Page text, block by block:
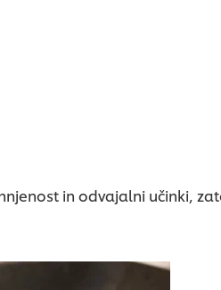
in odvajalni učinki,